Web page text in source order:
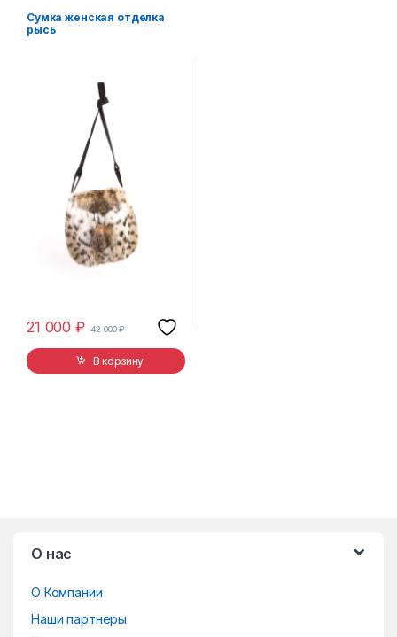
Сумка женская отделка
рысь
21 000₽ 42 000₽
В корзину
О нас
О Компании
Наши партнеры